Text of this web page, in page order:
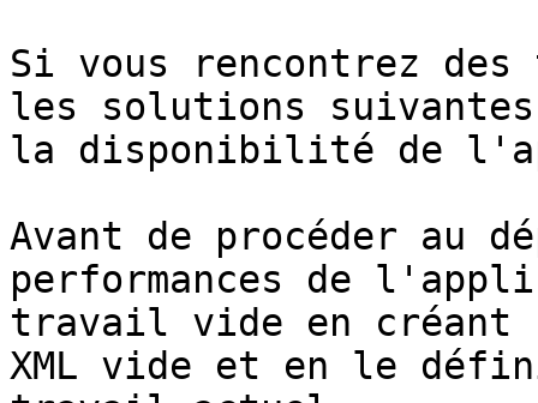
Si vous rencontrez des
les solutions
la disponibilité de
Avant de procéder au
performances de
travail vide en créant
XML vide et en le